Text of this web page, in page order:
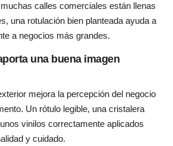
calles comerciales están llenas
una rotulación bien planteada ayuda a
a negocios más grandes.
una buena imagen
mejora la percepción del negocio
Un rótulo legible, una cristalera
vinilos correctamente aplicados
y cuidado.